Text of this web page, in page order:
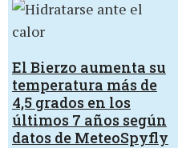
El Bierzo aumenta su
temperatura más de
4,5 grados en los
últimos 7 años según
datos de MeteoSpyfly